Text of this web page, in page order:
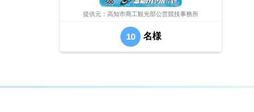
提供元：高知市商工観光部公営競技事務所
10 名様